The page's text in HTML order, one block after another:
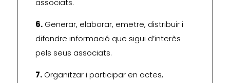
associats.
6. Generar, elaborar, emetre, distribuir i
difondre informació que sigui d’interès
pels seus associats.
7. Organitzar i participar en actes,